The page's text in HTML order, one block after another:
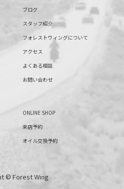
ブログ
スタッフ紹介
フォレストウィングについて
アクセス
よくある相談
お問い合わせ
ONLINE SHOP
来店予約
オイル交換予約
© Forest Wing